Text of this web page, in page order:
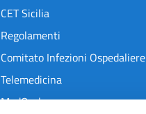
CET Sicilia
Regolamenti
Comitato Infezioni Ospedaliere
Telemedicina
MedOral